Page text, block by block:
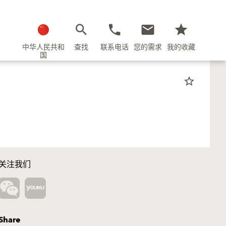
中华人民共和
国
查找 联系电话 您的需求 我的收藏
star_border
注我们